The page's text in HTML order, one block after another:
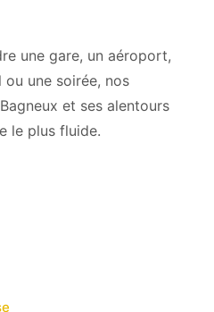
une gare, un aéroport,
une soirée, nos
et ses alentours
le plus fluide.